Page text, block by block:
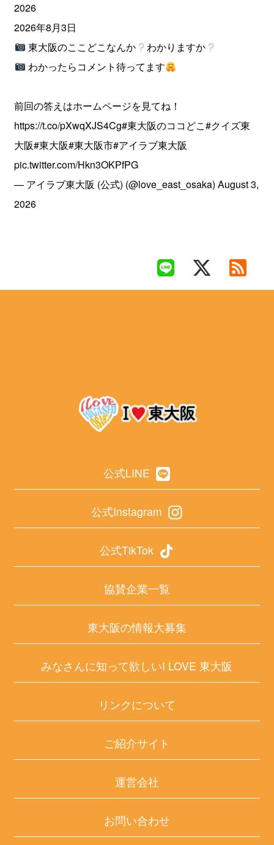
2026
2026年8月3日
東大阪のここどこなんか
わかりますか
わかったらコメント待ってます
前回の答えはホームページを見てね！
https://t.co/pXwqXJS4Cg#東大阪のココどこ#クイズ東
大阪#東大阪#東大阪市#アイラブ東大阪
pic.twitter.com/Hkn3OKPfPG
— アイラブ東大阪 (公式) (@love_east_osaka)August 3,
2026
公式LINE
公式Instagram
公式TikTok
協賛企業一覧
東大阪の情報大募集
みなさんに知って欲しいI LOVE 東大阪
リンクについて
ご紹介サイト
運営会社
お問い合わせ